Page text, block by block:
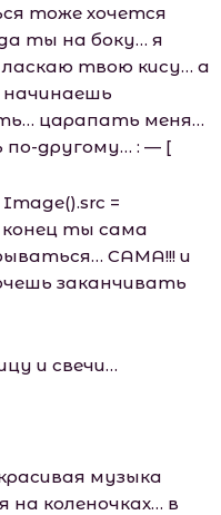
тоже хочется
ты на боку… я
твою кису… а
царапать меня…
другому… : — [
=
конец ты сама
САМА!!! и
заканчивать
и свечи…
музыка
коленочках… в